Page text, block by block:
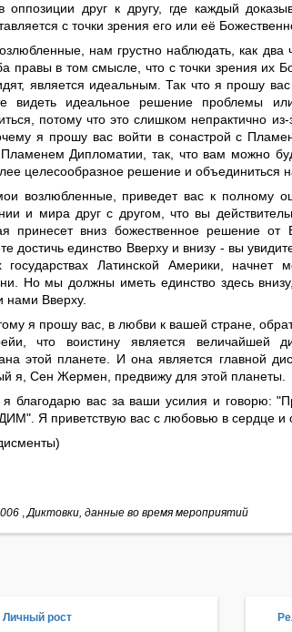
оппозиции друг к другу, где каждый
с точки зрения его или её
нам грустно наблюдать, как два
правы в том смысле, что с точки зрения их
является идеальным. Так что я прошу
видеть идеальное решение проблемы
потому что это слишком непрактично
я прошу вас войти в сонастрой с
Дипломатии, так, что вам можно
целесообразное решение и объединиться
возлюбленные, приведет вас к полному
и мира друг с другом, что вы
принесет вниз божественное решение
достичь единство Вверху и внизу - вы
государствах Латинской Америки, начнет
Но мы должны иметь единство здесь
нами Вверху.
я прошу вас, в любви к вашей стране,
что воистину является величайшей
этой планете. И она является главной
я, Сен Жермен, предвижу для этой планеты.
я благодарю вас за ваши усилия и говорю:
Я приветствую вас с любовью в сердце
,Диктовки, данные во время мероприятий
Личный рост